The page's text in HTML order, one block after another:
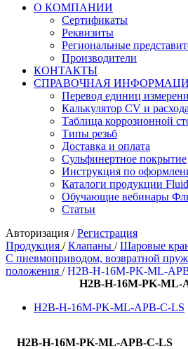
О КОМПАНИИ
Сертификаты
Реквизиты
Региональные
Производители
КОНТАКТЫ
СПРАВОЧНАЯ
Перевод единиц
Калькулятор CV и расхода
Таблица коррозионной
Типы резьб
Доставка и оплата
Сульфинертное покрытие
Инструкция по
Каталоги продукции
Обучающие вебинары
Статьи
Авторизация /Регистрация
Продукция /Клапаны /Шаровые
С пневмоприводом, возвратной
положения /H2B-H-16M-PK-ML-
H2B-H-16M-PK-ML-
H2B-H-16M-PK-ML-APB-C-LS
H2B-H-16M-PK-ML-APB-C-LS